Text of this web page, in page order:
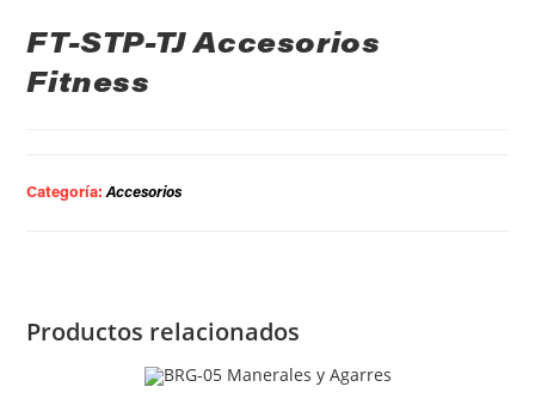
FT-STP-TJ Accesorios
Fitness
Categoría:Accesorios
Productos relacionados